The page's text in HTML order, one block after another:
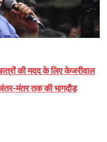
की मदद के लिए केजरीवाल
मंतर तक की भागदौड़